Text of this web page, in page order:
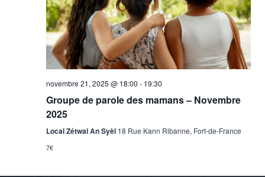
novembre 21, 2025 @ 18:00 - 19:30
Groupe de parole des mamans – Novembre
2025
Local Zétwal An Syèl 18 Rue Kann Ribanne, Fort-de-France
7€